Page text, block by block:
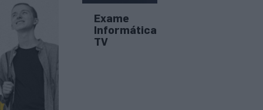
Exame
Informática
TV